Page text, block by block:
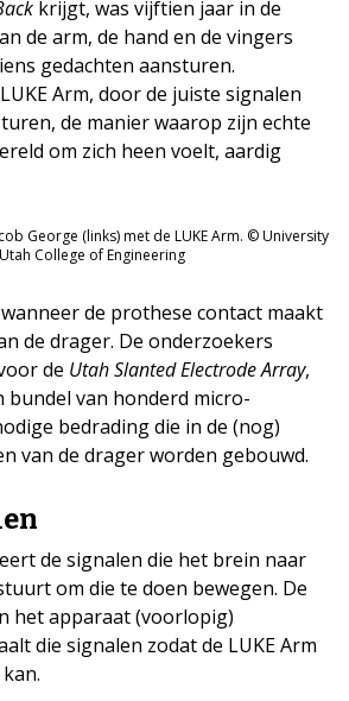
krijgt, was vijftien jaar in de
de arm, de hand en de vingers
gedachten aansturen.
Arm, door de juiste signalen
de manier waarop zijn echte
om zich heen voelt, aardig
George (links) met de LUKE Arm. © University
College of Engineering
wanneer de prothese contact maakt
de drager. De onderzoekers
de Utah Slanted Electrode Array,
bundel van honderd micro-
bedrading die in de (nog)
van de drager worden gebouwd.
de signalen die het brein naar
om die te doen bewegen. De
het apparaat (voorlopig)
die signalen zodat de LUKE Arm